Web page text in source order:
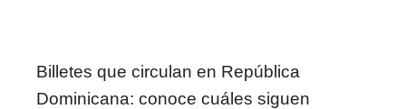
Billetes que circulan en República
Dominicana: conoce cuáles siguen